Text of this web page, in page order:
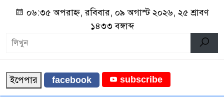
০৬:৩৫ অপরাহ্ন, রবিবার, ০৯ অগাস্ট ২০২৬, ২৫ শ্রাবণ
১৪৩৩ বঙ্গাব্দ
ইপেপার facebook subscribe